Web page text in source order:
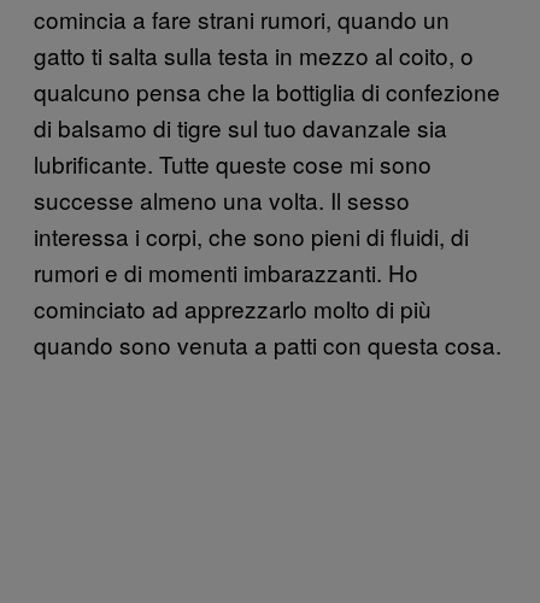
comincia a fare strani rumori, quando un
gatto ti salta sulla testa in mezzo al coito, o
qualcuno pensa che la bottiglia di confezione
di balsamo di tigre sul tuo davanzale sia
lubrificante. Tutte queste cose mi sono
successe almeno una volta. Il sesso
interessa i corpi, che sono pieni di fluidi, di
rumori e di momenti imbarazzanti. Ho
cominciato ad apprezzarlo molto di più
quando sono venuta a patti con questa cosa.